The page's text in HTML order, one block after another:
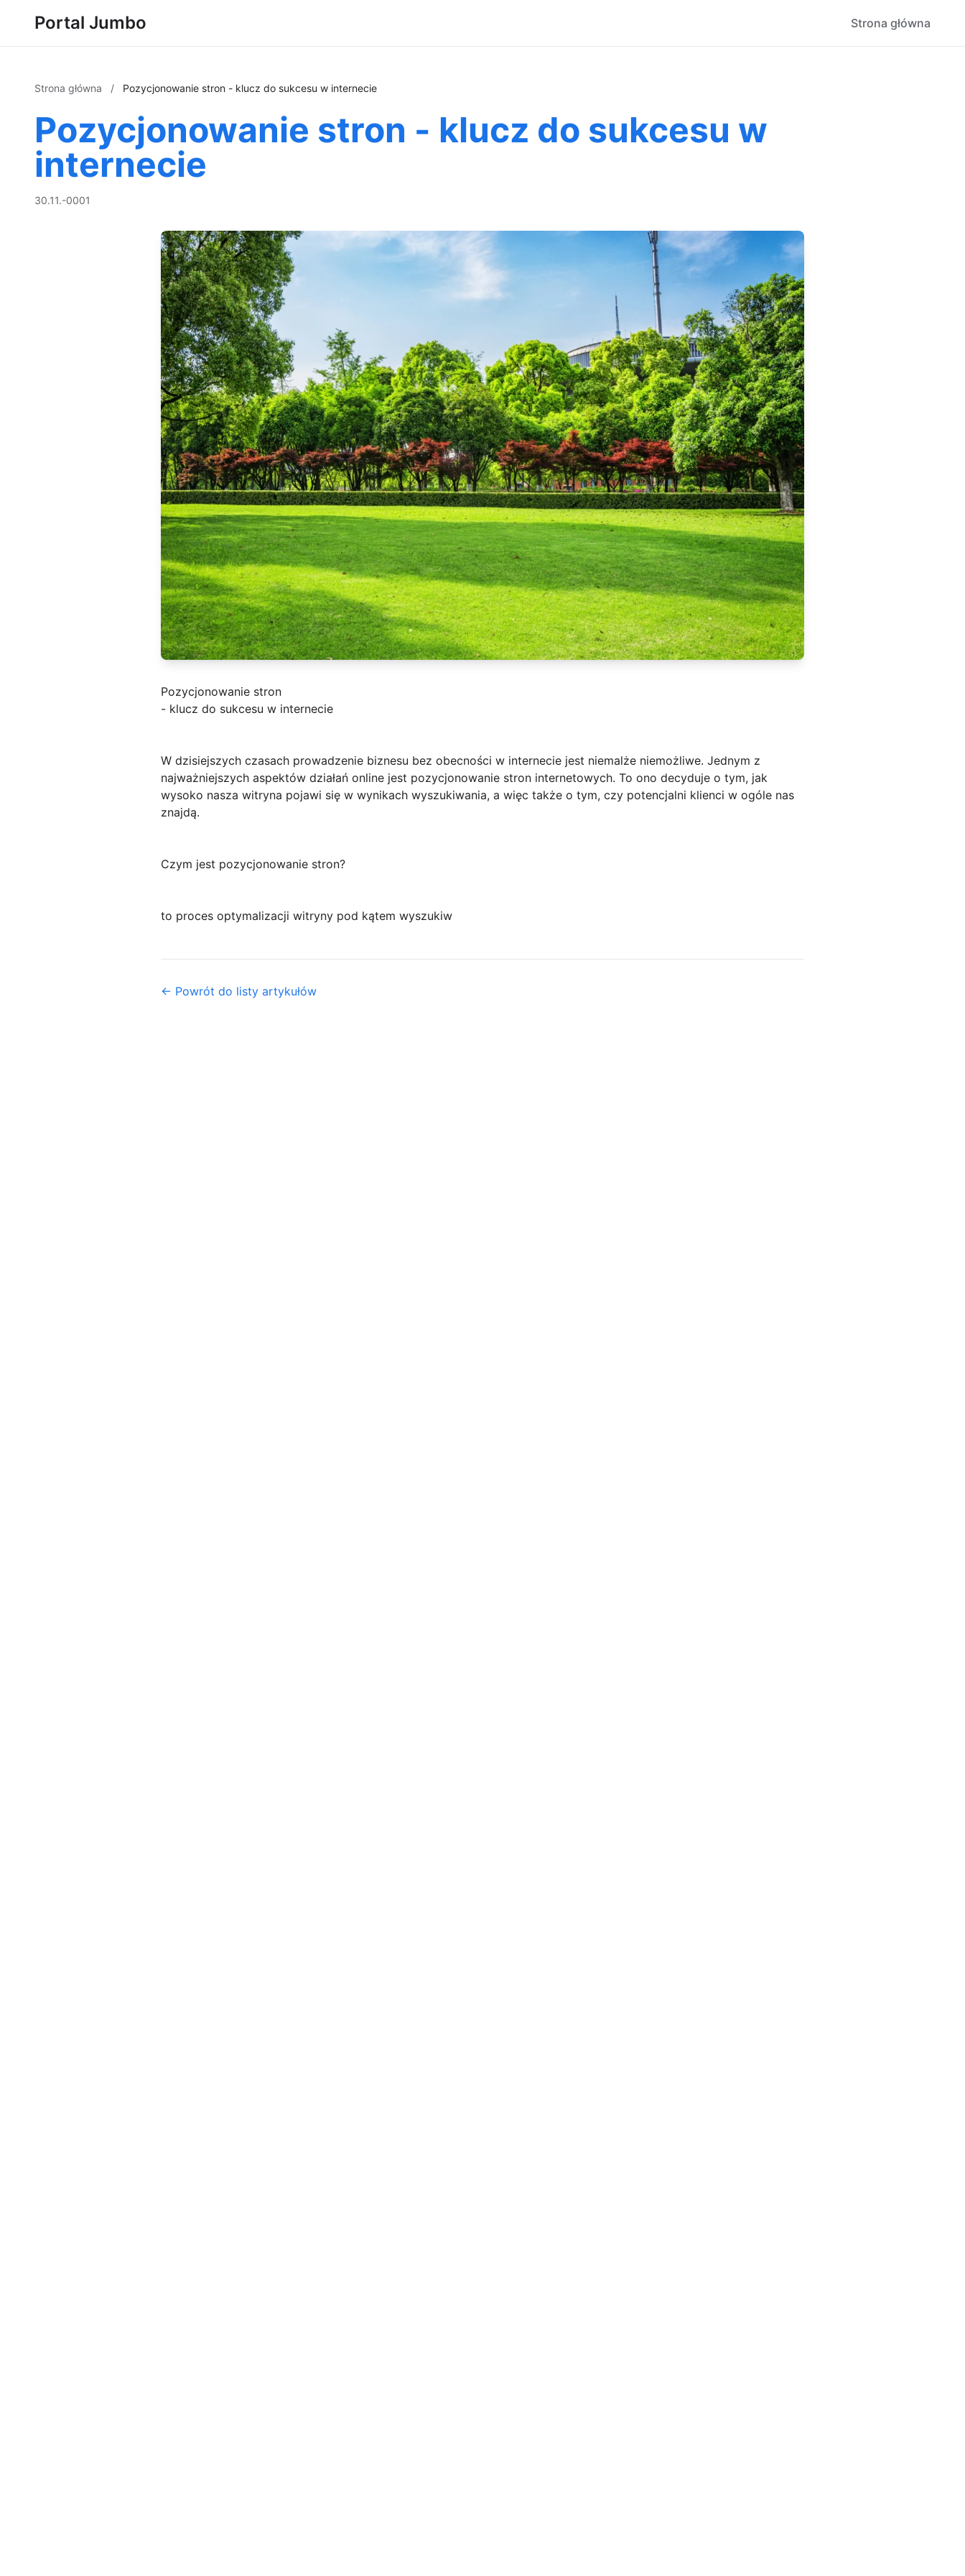
Portal Jumbo Strona główna
Strona główna / Pozycjonowanie stron - klucz do sukcesu w internecie
Pozycjonowanie stron - klucz do sukcesu w
internecie
30.11.-0001
Pozycjonowanie stron
- klucz do sukcesu w internecie
W dzisiejszych czasach prowadzenie biznesu bez obecności w internecie jest niemalże niemożliwe. Jednym z
najważniejszych aspektów działań online jest pozycjonowanie stron internetowych. To ono decyduje o tym, jak
wysoko nasza witryna pojawi się w wynikach wyszukiwania, a więc także o tym, czy potencjalni klienci w ogóle nas
znajdą.
Czym jest pozycjonowanie stron?
to proces optymalizacji witryny pod kątem wyszukiw
← Powrót do listy artykułów